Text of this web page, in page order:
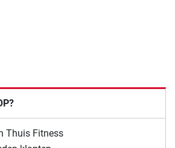
Thuis Fitness